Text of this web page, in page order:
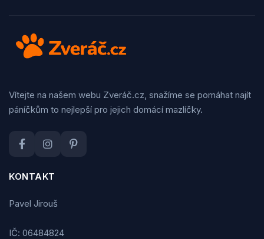
Vítejte na našem webu Zveráč.cz, snažíme se pomáhat najít
páníčkům to nejlepší pro jejich domácí mazlíčky.
KONTAKT
Pavel Jirouš
IČ: 06484824